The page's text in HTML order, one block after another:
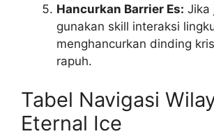
Hancurkan Barrier Es: Jika
gunakan skill interaksi
menghancurkan dinding
rapuh.
Tabel Navigasi
Eternal Ice